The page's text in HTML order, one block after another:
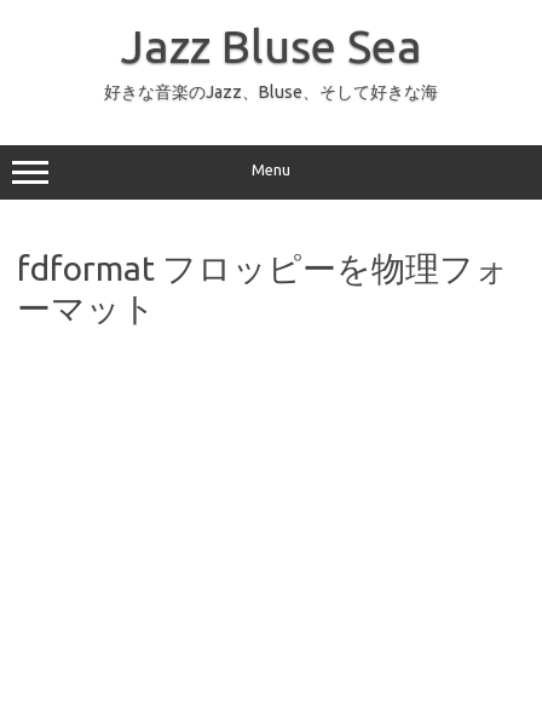
ッ
プ
Jazz Bluse Sea
好きな音楽のJazz、Bluse、そして好きな海
Menu
fdformat フロッピーを物理フォ
ーマット